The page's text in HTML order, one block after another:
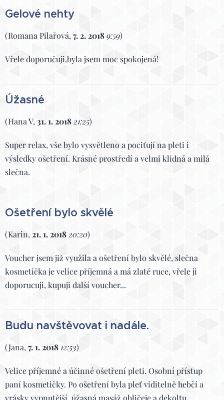
Gelové nehty
(Romana Pilařová,7. 2. 20189:59)
Vřele doporučuji,byla jsem moc spokojená!
Úžasné
(Hana V,31. 1. 201821:25)
Super relax, vše bylo vysvětleno a pociťují na pleti i
výsledky ošetření. Krásné prostředí a velmi klidná a milá
slečna.
Ošetření bylo skvělé
(Karin,21. 1. 201820:20)
Voucher jsem již využila a ošetření bylo skvělé, slečna
kosmetička je velice příjemná a má zlaté ruce, vřele ji
doporucuji, kupuji další voucher...
Budu navštěvovat i nadále.
(Jana,7. 1. 2018 12:53)
Velice příjemné a účinné ošetření pleti. Osobní přístup
paní kosmetičky. Po ošetření byla pleť viditelně hebčí a